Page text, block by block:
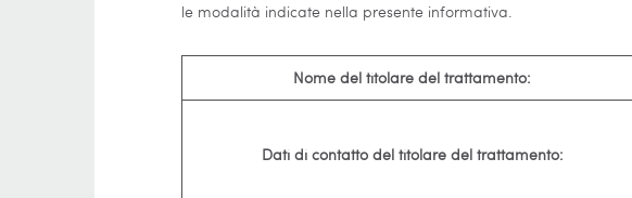
le modalità indicate nella presente informativa.
Nome del titolare del trattamento:
Dati di contatto del titolare del trattamento: